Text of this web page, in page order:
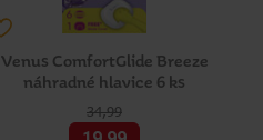
Venus ComfortGlide Breeze
náhradné hlavice 6 ks
34,99